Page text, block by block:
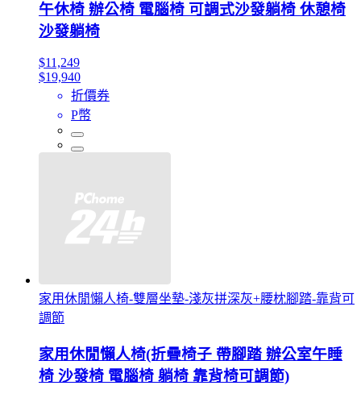
午休椅 辦公椅 電腦椅 可調式沙發躺椅 休憩椅
沙發躺椅
$11,249
$19,940
折價券
P幣
家用休閒懶人椅-雙層坐墊-淺灰拼深灰+腰枕腳踏-靠背可
調節
家用休閒懶人椅(折疊椅子 帶腳踏 辦公室午睡
椅 沙發椅 電腦椅 躺椅 靠背椅可調節)